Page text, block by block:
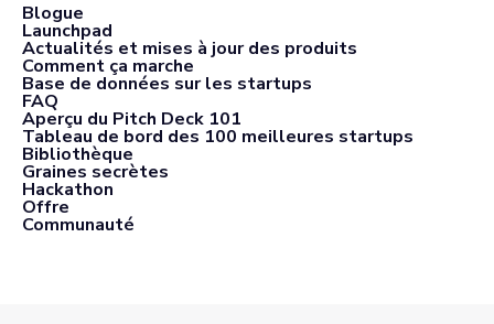
Blogue
Launchpad
Actualités et mises à jour des produits
Comment ça marche
Base de données sur les startups
FAQ
Aperçu du Pitch Deck 101
Tableau de bord des 100 meilleures startups
Bibliothèque
Graines secrètes
Hackathon
Offre
Communauté